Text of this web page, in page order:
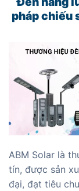
pháp chiếu
ABM Solar là
tín, được sản
đại, đạt tiêu